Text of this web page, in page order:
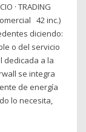
· TRADING
42 inc.)
diciendo:
o del servicio
dedicada a la
se integra
de energía
lo necesita,